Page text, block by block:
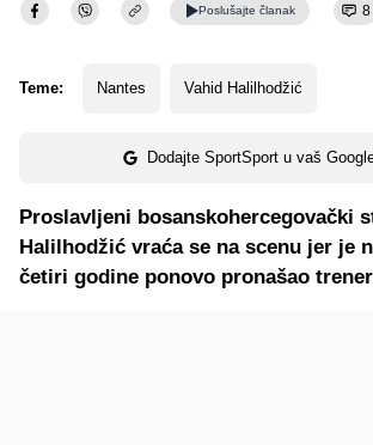
Poslušajte članak 8
Teme: Nantes Vahid Halilhodžić
Dodajte SportSport u vaš
Proslavljeni bosanskohercegovački
Halilhodžić vraća se na scenu jer je
četiri godine ponovo pronašao